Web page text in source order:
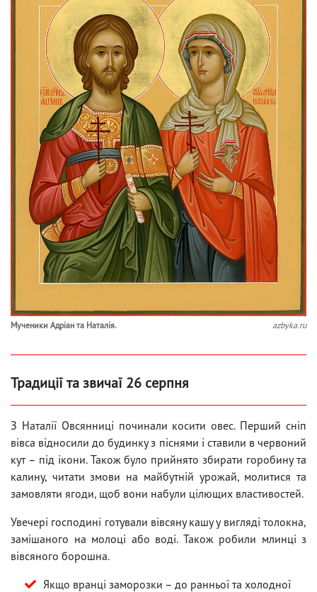
Мученики Адріан та Наталія. azbyka.ru
Традиції та звичаї 26 серпня
З Наталії Овсянниці починали косити овес. Перший сніп
вівса відносили до будинку з піснями і ставили в червоний
кут – під ікони. Також було прийнято збирати горобину та
калину, читати змови на майбутній урожай, молитися та
замовляти ягоди, щоб вони набули цілющих властивостей.
Увечері господині готували вівсяну кашу у вигляді толокна,
замішаного на молоці або воді. Також робили млинці з
вівсяного борошна.
Якщо вранці заморозки – до ранньої та холодної